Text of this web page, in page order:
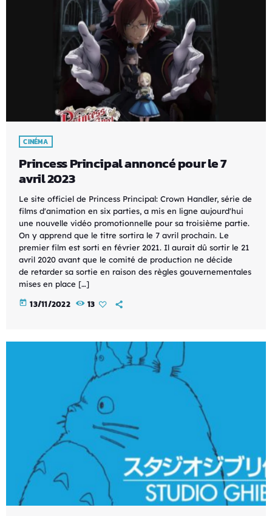
CINÉMA
Princess Principal annoncé pour le 7
avril 2023
Le site officiel de Princess Principal: Crown Handler, série de
films d'animation en six parties, a mis en ligne aujourd'hui
une nouvelle vidéo promotionnelle pour sa troisième partie.
On y apprend que le titre sortira le 7 avril prochain. Le
premier film est sorti en février 2021. Il aurait dû sortir le 21
avril 2020 avant que le comité de production ne décide
de retarder sa sortie en raison des règles gouvernementales
mises en place […]
today 13/11/2022 13